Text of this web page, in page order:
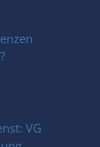
VG